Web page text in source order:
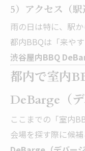
5）アクセス（
雨の日は特に、駅か
都内BBQは「来や
渋谷屋内BBQ
都内で室内
DeBarge（
ここまでの「室内
会場を探す際に候